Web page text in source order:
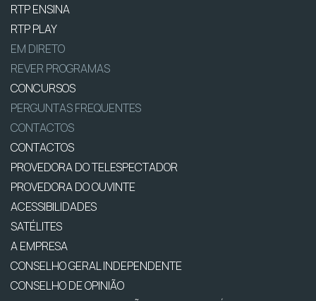
RTP ENSINA
RTP PLAY
EM DIRETO
REVER PROGRAMAS
CONCURSOS
PERGUNTAS FREQUENTES
CONTACTOS
CONTACTOS
PROVEDORA DO TELESPECTADOR
PROVEDORA DO OUVINTE
ACESSIBILIDADES
SATÉLITES
A EMPRESA
CONSELHO GERAL INDEPENDENTE
CONSELHO DE OPINIÃO